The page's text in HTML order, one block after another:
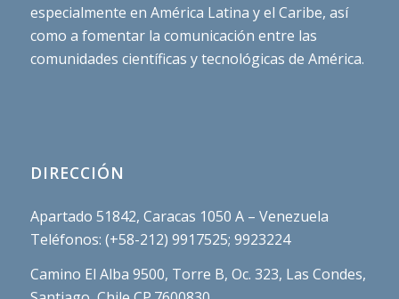
especialmente en América Latina y el Caribe, así
como a fomentar la comunicación entre las
comunidades científicas y tecnológicas de América.
DIRECCIÓN
Apartado 51842, Caracas 1050 A – Venezuela
Teléfonos: (+58-212) 9917525; 9923224
Camino El Alba 9500, Torre B, Oc. 323, Las Condes,